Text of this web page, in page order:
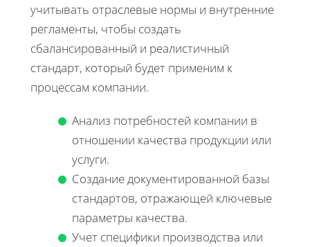
учитывать отраслевые нормы и внутренние
регламенты, чтобы создать
сбалансированный и реалистичный
стандарт, который будет применим к
процессам компании.
Анализ потребностей компании в
отношении качества продукции или
услуги.
Создание документированной базы
стандартов, отражающей ключевые
параметры качества.
Учет специфики производства или